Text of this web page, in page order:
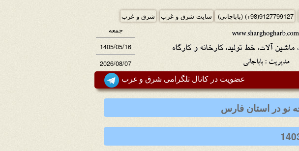
(+98)9127799127 (باباجانی) سایت شرق و غرب
شرق و غرب
جمعه
1405/05/16
2026/08/07
عضویت در کانال تلگرامی شرق و غرب